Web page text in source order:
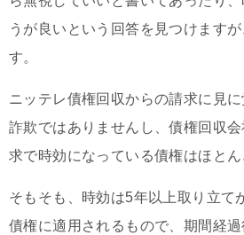
うが良いという回答を見つけます
す。
ニッテレ債権回収からの請求に見
詐欺ではありませんし、債権回収
求で時効になっている債権はほとん
そもそも、時効は5年以上取り立て
債権に適用されるもので、期間経